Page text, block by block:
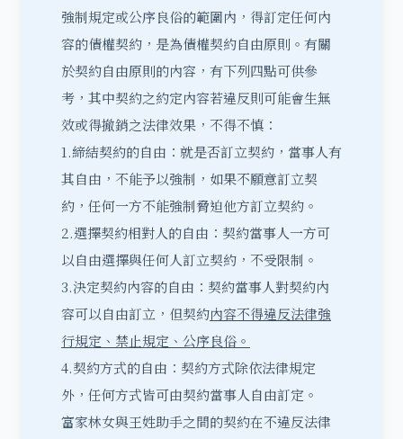
強制規定或公序良俗的範圍內，得訂定任何內
容的債權契約，是為債權契約自由原則。有關
於契約自由原則的內容，有下列四點可供參
考，其中契約之約定內容若違反則可能會生無
效或得撤銷之法律效果，不得不慎：
1.締結契約的自由：就是否訂立契約，當事人有
其自由，不能予以強制，如果不願意訂立契
約，任何一方不能強制脅迫他方訂立契約。
2.選擇契約相對人的自由：契約當事人一方可
以自由選擇與任何人訂立契約，不受限制。
3.決定契約內容的自由：契約當事人對契約內
容可以自由訂立，但契約內容不得違反法律強
行規定、禁止規定、公序良俗。
4.契約方式的自由：契約方式除依法律規定
外，任何方式皆可由契約當事人自由訂定。
富家林女與王姓助手之間的契約在不違反法律